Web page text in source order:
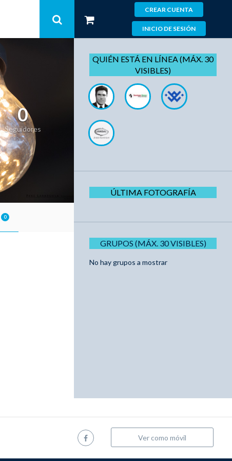
CREAR CUENTA
INICIO DE SESIÓN
0
Seguidores
0
QUIÉN ESTÁ EN LÍNEA (MÁX. 30
VISIBLES)
ÚLTIMA FOTOGRAFÍA
GRUPOS (MÁX. 30 VISIBLES)
No hay grupos a mostrar